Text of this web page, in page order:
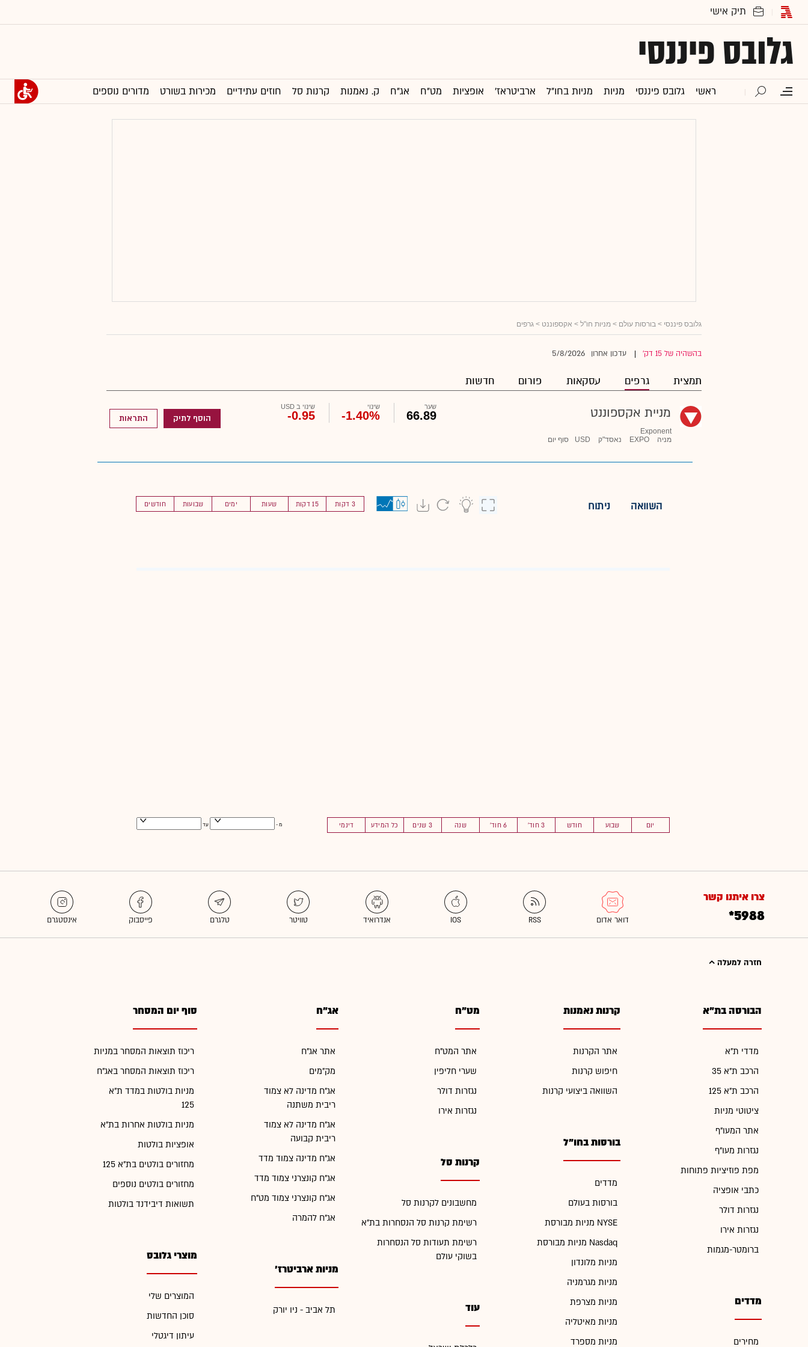
גלובס פיננסי
ראשי גלובס פיננסי מניות מניות בחו"ל ארביטראז' אופציות מט"ח אג"ח ק. נאמנות קרנות סל חוזים עתידיים מכירות בשורט מדורים נוספים
גלובס פיננסי > בורסות עולם > מניות חו"ל > אקספוננט > גרפים
בהשהיה של 15 דק' עדכון אחרון 5/8/2026
תמצית גרפים עסקאות פורום חדשות
מניית אקספוננט
Exponent
מניה
EXPO נאסד"ק USD סוף יום
שער
66.89
שינוי
-1.40%
שינוי ב USD
-0.95 הוסף לתיק התראות
חודשים שבועות ימים שעות 15 דקות 3 דקות השוואה ניתוח
יום שבוע חודש 3 חוד' 6 חוד' שנה 3 שנים כל המידע דינמי מ - עד
צרו איתנו קשר
*5988
חזרה למעלה
הבורסה בת"א
מדדי ת"א
הרכב ת"א 35
הרכב ת"א 125
ציטוטי מניות
אתר המעו"ף
נגזרות מעו"ף
מפת פוזיציות פתוחות
כתבי אופציה
נגזרות דולר
נגזרות אירו
ברומטר-מגמות
מדדים
מחירים
קרנות נאמנות
אתר הקרנות
חיפוש קרנות
השוואה ביצועי קרנות
בורסות בחו"ל
מדדים
בורסות בעולם
מניות מבורסת NYSE
מניות מבורסת Nasdaq
מניות מלונדון
מניות מגרמניה
מניות מצרפת
מניות מאיטליה
מניות מספרד
מט"ח
אתר המט"ח
שערי חליפין
נגזרות דולר
נגזרות אירו
קרנות סל
מחשבונים לקרנות סל
רשימת קרנות סל הנסחרות בת"א
רשימת תעודות סל הנסחרות
בשוקי עולם
עוד
אג"ח
אתר אג"ח
מק"מים
אג"ח מדינה לא צמוד
ריבית משתנה
אג"ח מדינה לא צמוד
ריבית קבועה
אג"ח מדינה צמוד מדד
אג"ח קונצרני צמוד מדד
אג"ח קונצרני צמוד מט"ח
אג"ח להמרה
מניות ארביטרז'
תל אביב - ניו יורק
סוף יום המסחר
ריכוז תוצאות המסחר במניות
ריכוז תוצאות המסחר באג"ח
מניות בולטות במדד ת"א
125
מניות בולטות אחרות בת"א
אופציות בולטות
מחזורים בולטים בת"א 125
מחזורים בולטים נוספים
תשואות דיבידנד בולטות
מוצרי גלובס
המוצרים שלי
סוכן החדשות
עיתון דיגטלי